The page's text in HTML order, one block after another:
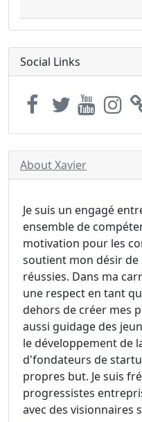
Social Links
About Xavier
Je suis un engagé
ensemble de
motivation pour les
soutient mon désir de
réussies. Dans ma
une respect en tant
dehors de créer mes
aussi guidage des
le développement de
d'fondateurs de
propres but. Je suis
progressistes
avec des visionnaires